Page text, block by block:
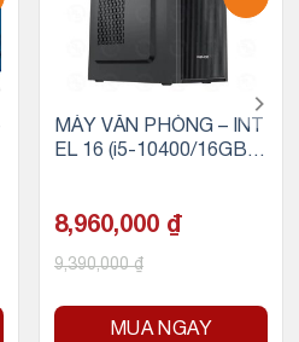
MÁY VĂN PHÒNG – INT
EL 16 (i5-10400/16GB R
8,960,000 ₫
9,390,000₫
MUA NGAY